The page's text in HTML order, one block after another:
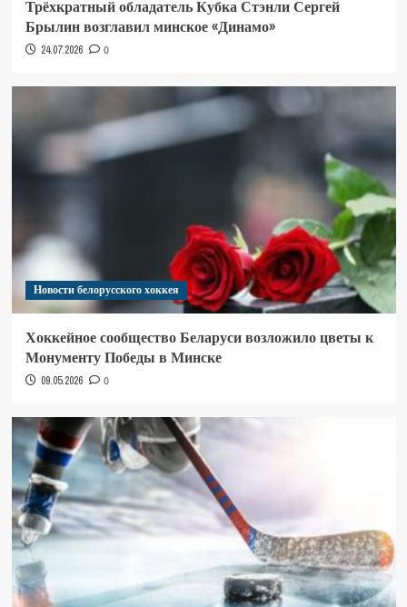
Трёхкратный обладатель Кубка Стэнли Сергей
Брылин возглавил минское «Динамо»
24.07.2026 0
Новости белорусского хоккея
Хоккейное сообщество Беларуси возложило цветы к
Монументу Победы в Минске
09.05.2026 0